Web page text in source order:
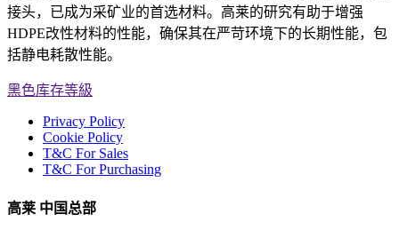
接头，已成为采矿业的首选材料。高莱的研究有助于增强
HDPE改性材料的性能，确保其在严苛环境下的长期性能，包
括静电耗散性能。
黑色库存等級
Privacy Policy
Cookie Policy
T&C For Sales
T&C For Purchasing
高莱 中国总部